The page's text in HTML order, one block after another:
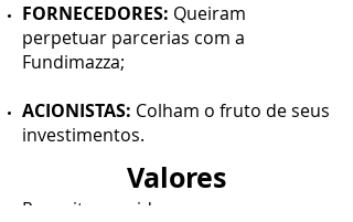
FORNECEDORES: Queiram
perpetuar parcerias com a
Fundimazza;
ACIONISTAS: Colham o fruto de seus
investimentos.
Valores
Respeito a vida, as pessoas e ao